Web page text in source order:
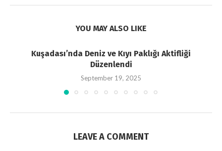
YOU MAY ALSO LIKE
Kuşadası’nda Deniz ve Kıyı Paklığı Aktifliği
Düzenlendi
September 19, 2025
LEAVE A COMMENT